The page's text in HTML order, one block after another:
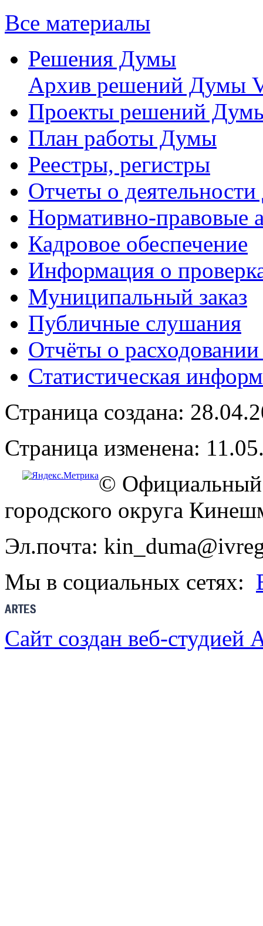
Все материалы
Решения Думы
Архив решений Думы
Проекты решений
План работы Думы
Реестры, регистры
Отчеты о
Нормативно-правовые
Кадровое обеспечение
Информация о
Муниципальный заказ
Публичные слушания
Отчёты о
Статистическая
Страница создана:
Страница изменена:
© Официальный
городского округа
Эл.почта:
Мы в социальных сетях:
Сайт создан веб-студией